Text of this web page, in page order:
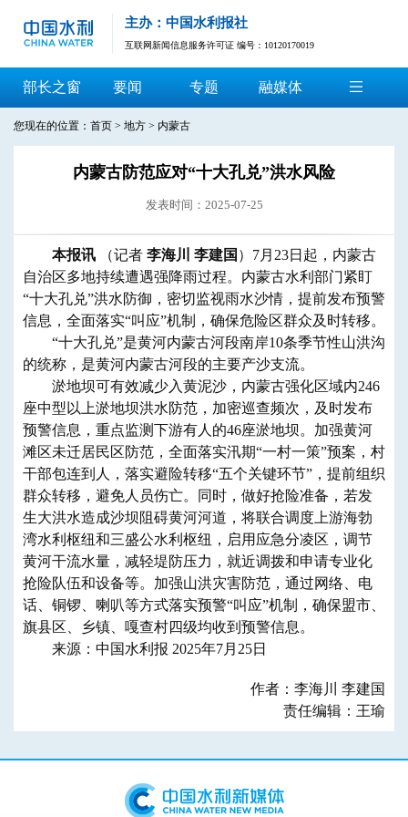
主办：中国水利报社
互联网新闻信息服务许可证 编号：10120170019
部长之窗 要闻 专题 融媒体
您现在的位置： 首页 > 地方 > 内蒙古
内蒙古防范应对“十大孔兑”洪水风险
发表时间：2025-07-25
本报讯 （记者 李海川 李建国 ）7月23日起，内蒙古
自治区多地持续遭遇强降雨过程。内蒙古水利部门紧盯
“十大孔兑”洪水防御，密切监视雨水沙情，提前发布预警
信息，全面落实“叫应”机制，确保危险区群众及时转移。
“十大孔兑”是黄河内蒙古河段南岸10条季节性山洪沟
的统称，是黄河内蒙古河段的主要产沙支流。
淤地坝可有效减少入黄泥沙，内蒙古强化区域内246
座中型以上淤地坝洪水防范，加密巡查频次，及时发布
预警信息，重点监测下游有人的46座淤地坝。加强黄河
滩区未迁居民区防范，全面落实汛期“一村一策”预案，村
干部包连到人，落实避险转移“五个关键环节”，提前组织
群众转移，避免人员伤亡。同时，做好抢险准备，若发
生大洪水造成沙坝阻碍黄河河道，将联合调度上游海勃
湾水利枢纽和三盛公水利枢纽，启用应急分凌区，调节
黄河干流水量，减轻堤防压力，就近调拨和申请专业化
抢险队伍和设备等。加强山洪灾害防范，通过网络、电
话、铜锣、喇叭等方式落实预警“叫应”机制，确保盟市、
旗县区、乡镇、嘎查村四级均收到预警信息。
来源：中国水利报 2025年7月25日
作者：李海川 李建国
责任编辑：王瑜